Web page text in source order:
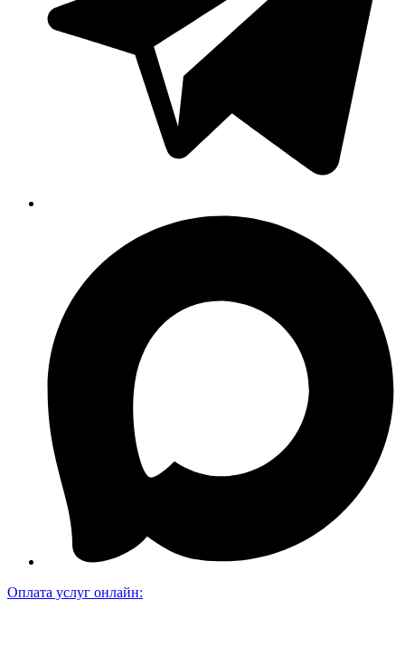
Оплата услуг онлайн: